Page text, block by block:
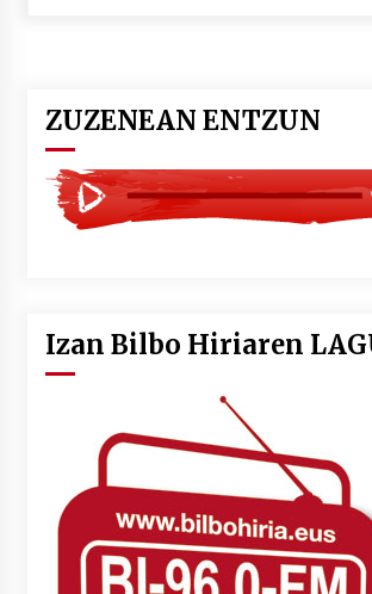
Larunbatean Plentziako Itsas
da
2026/07/07
2026/07/07
Uribitarte40 aretoan
2026/07/03
SOINUGELA: Paul McCartney
lan berriak
2026/07/03
ZUZENEAN ENTZUN
Izan Bilbo Hiriaren